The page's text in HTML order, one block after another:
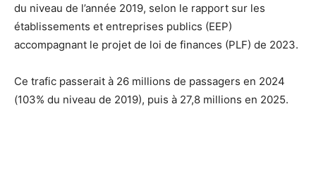
du niveau de l’année 2019, selon le rapport sur les
établissements et entreprises publics (EEP)
accompagnant le projet de loi de finances (PLF) de 2023.
Ce trafic passerait à 26 millions de passagers en 2024
(103% du niveau de 2019), puis à 27,8 millions en 2025.